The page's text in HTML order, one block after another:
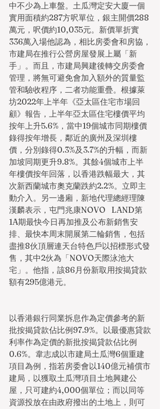
中不少為上車盤。土瓜灣定安大廈一個
實用面積約287方呎單位，銀主開價288
萬元，呎價約10,035元。新價單折實
336萬入場他認為，相比房委會和房協，
市建局在推行公營房屋發展上屬「新
手」。而且，市建局興建後轉交房委會
管理，將無可避免會加入額外的質量監
管和驗收程序，二者功能重疊。根據萊
坊2022年上半年《亞太區住宅市場回
顧》報告，上半年亞太區住宅樓價平均
按年上升5.6%，當中19個城市同期樓價
錄得按年增長，鄰近的廣州及深圳樓
價，分別錄得0.3%及3.7%的升幅，而新
加坡同期更升9.8%。其餘4個城市上半
年樓價按年回落，以香港跌幅最大，其
次新西蘭城市奧克蘭跌約2.2%。立即主
動介入。另一邊廂，新地代理總經理陳
漢麟表示，屯門兆康NOVO   LAND第
1A期最快今日再加推及公布新銷售安
排、最快本周末開展第二輪銷售，包括
盡推8伙頂層連天台特色戶以招標形式發
售，其中2伙為「NOVO天際泳池大
宅」。他指，該86月份新取用按揭貸款
額有295億港元。
以香港銀行同業拆息作為定價參考的新
批按揭貸款佔比例97.9%。以最優惠貸款
利率作為定價的新批按揭貸款佔比例
0.6%。韋志成以市建局土瓜灣6個重建
項目為例，指若房委會以140億元補償市
建局，以獲取土瓜灣項目土地興建公
屋，只可建約4,000個單位；而以同等
資源投放在由政府撥出的土地上，則可